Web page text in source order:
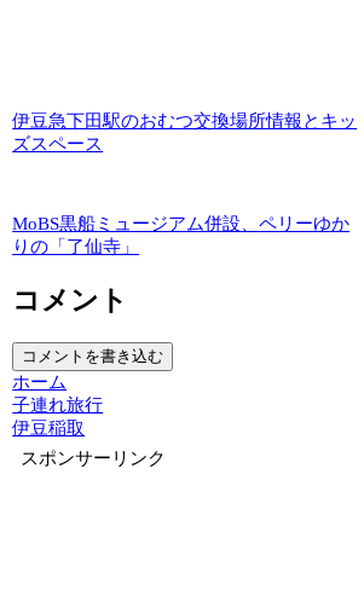
伊豆急下田駅のおむつ交換場所情報とキッ
ズスペース
MoBS黒船ミュージアム併設、ペリーゆか
りの「了仙寺」
コメント
コメントを書き込む
ホーム
子連れ旅行
伊豆稲取
スポンサーリンク